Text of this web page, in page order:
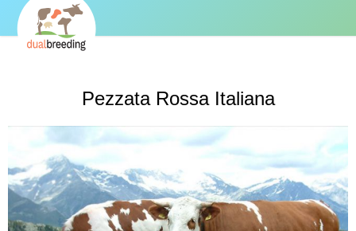
Pezzata Rossa Italiana